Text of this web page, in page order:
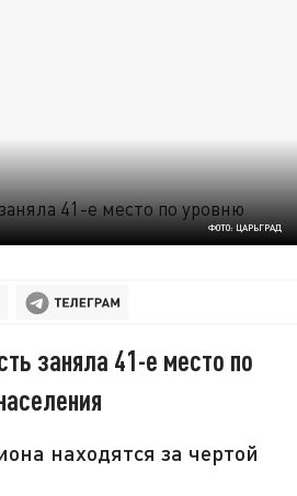
ФОТО: ЦАРЬГРАД
заняла 41-е место по
находятся за чертой